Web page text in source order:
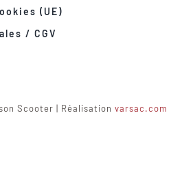
(UE)
/ CGV
Scooter | Réalisation varsac.com